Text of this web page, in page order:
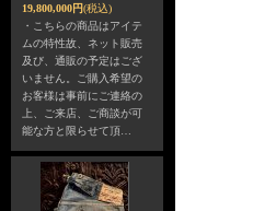
19,800,000円(税込)
・こちらの商品はアイテ
ムの特性故、ネット販売
及び、通販の予定はござ
いません。ご購入希望の
お客様は事前にご連絡の
上、ご来店、ご商談が可
能な方と限らせて頂…